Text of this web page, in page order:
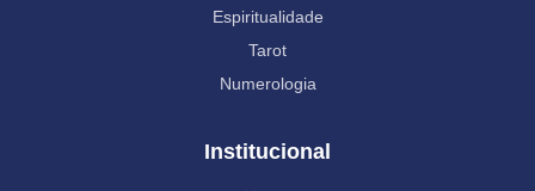
Espiritualidade
Tarot
Numerologia
Institucional